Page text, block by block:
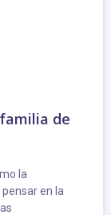
de
la
en la